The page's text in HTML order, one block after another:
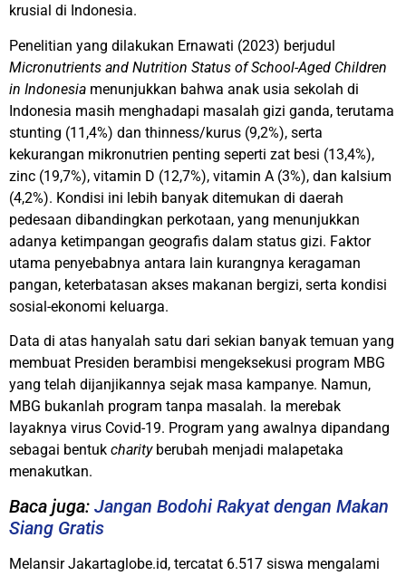
krusial di Indonesia.
Penelitian yang dilakukan Ernawati (2023) berjudul
Micronutrients and Nutrition Status of School-Aged Children
in Indonesia menunjukkan bahwa anak usia sekolah di
Indonesia masih menghadapi masalah gizi ganda, terutama
stunting (11,4%) dan thinness/kurus (9,2%), serta
kekurangan mikronutrien penting seperti zat besi (13,4%),
zinc (19,7%), vitamin D (12,7%), vitamin A (3%), dan kalsium
(4,2%). Kondisi ini lebih banyak ditemukan di daerah
pedesaan dibandingkan perkotaan, yang menunjukkan
adanya ketimpangan geografis dalam status gizi. Faktor
utama penyebabnya antara lain kurangnya keragaman
pangan, keterbatasan akses makanan bergizi, serta kondisi
sosial-ekonomi keluarga.
Data di atas hanyalah satu dari sekian banyak temuan yang
membuat Presiden berambisi mengeksekusi program MBG
yang telah dijanjikannya sejak masa kampanye. Namun,
MBG bukanlah program tanpa masalah. Ia merebak
layaknya virus Covid-19. Program yang awalnya dipandang
sebagai bentuk charityberubah menjadi malapetaka
menakutkan.
Baca juga: Jangan Bodohi Rakyat dengan Makan
Siang Gratis
Melansir Jakartaglobe.id, tercatat 6.517 siswa mengalami